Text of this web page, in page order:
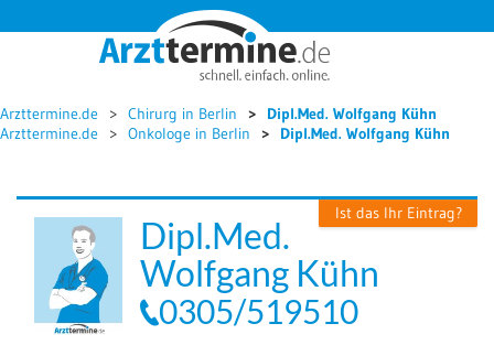




Arzttermine.de Chirurg in Berlin
Dipl.Med. Wolfgang Kühn
Arzttermine.de
Onkologe in Berlin Dipl.Med. Wolfgang Kühn
Ist das Ihr Eintrag?
Dipl.Med.
Wolfgang Kühn
0305/519510